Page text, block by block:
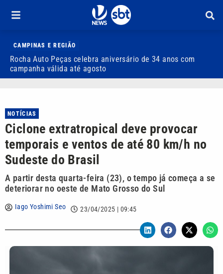
CAMPINAS E REGIÃO
Rocha Auto Peças celebra aniversário de 34 anos com
campanha válida até agosto
NOTÍCIAS
Ciclone extratropical deve provocar
temporais e ventos de até 80 km/h no
Sudeste do Brasil
A partir desta quarta-feira (23), o tempo já começa a se
deteriorar no oeste de Mato Grosso do Sul
Iago Yoshimi Seo 23/04/2025 | 09:45